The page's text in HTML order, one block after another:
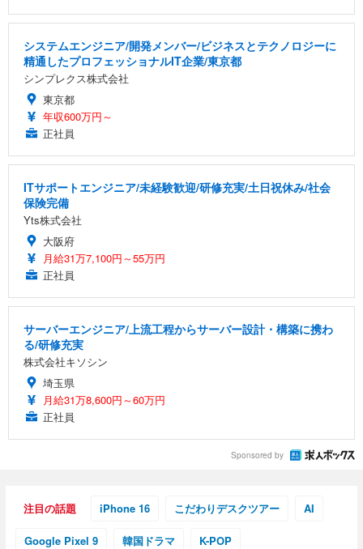
システムエンジニア/開発メンバー/ビジネスとテクノロジーに
精通したプロフェッショナルIT企業/東京都
シンプレクス株式会社
東京都
年収600万円～
正社員
ITサポートエンジニア/未経験歓迎/研修充実/土日祝休み/社会
保険完備
Yts株式会社
大阪府
月給31万7,100円～55万円
正社員
サーバーエンジニア/上流工程からサーバー設計・構築に携わ
る/研修充実
株式会社キソシン
埼玉県
月給31万8,600円～60万円
正社員
Sponsored by
注目の話題 iPhone 16 こだわりデスクツアー AI
Google Pixel 9 韓国ドラマ K-POP